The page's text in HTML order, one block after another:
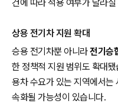
건에 따라 적용 여부가 달라
상용 전기차 지원 확대
승용 전기차뿐 아니라전기승
한 정책적 지원 범위도 확대
용차 수요가 있는 지역에서는
속화될 가능성이 있습니다.